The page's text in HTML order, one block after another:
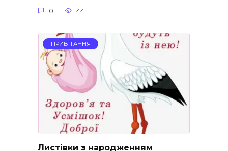
0 44
ПРИВІТАННЯ
Листівки з народженням